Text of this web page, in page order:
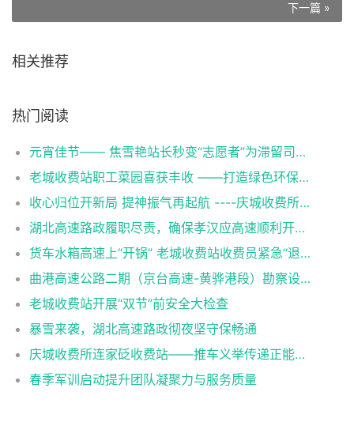
下一篇 »
相关推荐
热门阅读
元宵佳节—— 焦雪艳站长秒变“志愿者”为滞留司乘送上暖心餐
老城收费站职工菜园喜获丰收 ——打造绿色环保新风尚
收心归位开新局 提神振气再起航 ----庆城收费所老城收费站召开节后收心会暨重点工作部署会议
湖北高速路政履职尽责，确保孝汉应高速顺利开通运营
货车水箱高速上“开锅” 老城收费站收费员紧急“退烧”
曲港高速公路二期（京台高速-黄骅港段）勘察设计单位正式入场开展中捷产业园区区域内地质勘察工作
老城收费站开展“双节”前安全大检查
暴雪来袭，湖北高速路政彻夜坚守保畅通
庆城收费所连家砭收费站——推车义举传递正能量瞬间
春季军训启动提升团队凝聚力与服务质量